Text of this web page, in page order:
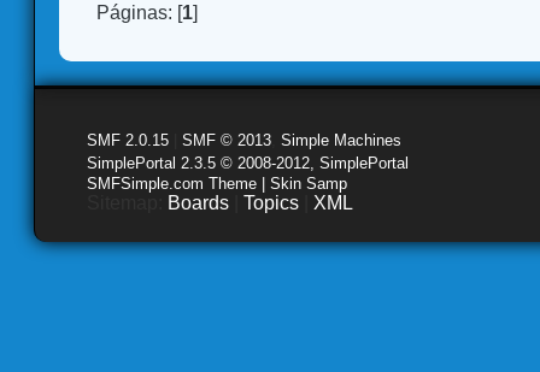
Páginas: [1]
SMF 2.0.15 SMF © 2013 Simple Machines
SimplePortal 2.3.5 © 2008-2012, SimplePortal
SMFSimple.com Theme | Skin Samp
Boards Topics XML